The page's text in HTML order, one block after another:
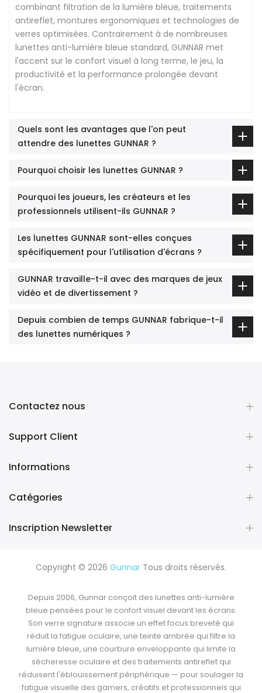
combinant filtration de la lumière bleue, traitements
antireflet, montures ergonomiques et technologies de
verres optimisées. Contrairement à de nombreuses
lunettes anti-lumière bleue standard, GUNNAR met
l'accent sur le confort visuel à long terme, le jeu, la
productivité et la performance prolongée devant
l'écran.
Quels sont les avantages que l'on peut
attendre des lunettes GUNNAR ?
Pourquoi choisir les lunettes GUNNAR ?
Pourquoi les joueurs, les créateurs et les
professionnels utilisent-ils GUNNAR ?
Les lunettes GUNNAR sont-elles conçues
spécifiquement pour l'utilisation d'écrans ?
GUNNAR travaille-t-il avec des marques de jeux
vidéo et de divertissement ?
Depuis combien de temps GUNNAR fabrique-t-il
des lunettes numériques ?
Contactez nous
Support Client
Informations
Catégories
Inscription Newsletter
Copyright © 2026 Gunnar Tous droits réservés.
Depuis 2006, Gunnar conçoit des lunettes anti-lumière
bleue pensées pour le confort visuel devant les écrans.
Son verre signature associe un effet focus breveté qui
réduit la fatigue oculaire, une teinte ambrée qui filtre la
lumière bleue, une courbure enveloppante qui limite la
sécheresse oculaire et des traitements antireflet qui
réduisent l'éblouissement périphérique — pour soulager la
fatigue visuelle des gamers, créatifs et professionnels qui